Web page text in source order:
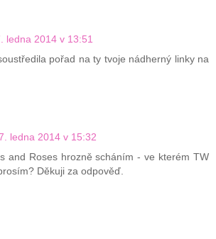
ledna 2014 v 13:51
pořad na ty tvoje nádherný linky na
ledna 2014 v 15:32
and Roses hrozně scháním - ve kterém TW
Děkuji za odpověď.